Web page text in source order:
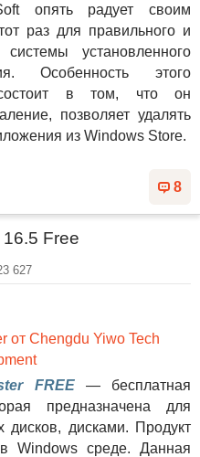
опять радует своим
раз для правильного и
установленного
Особенность этого
в том, что он
позволяет удалять
из Windows Store.
8
Free
627
FREE— бесплатная
предназначена для
дисков, дисками. Продукт
Windows среде. Данная